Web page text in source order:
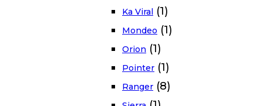
Ka Viral (1)
Mondeo (1)
Orion (1)
Pointer (1)
Ranger (8)